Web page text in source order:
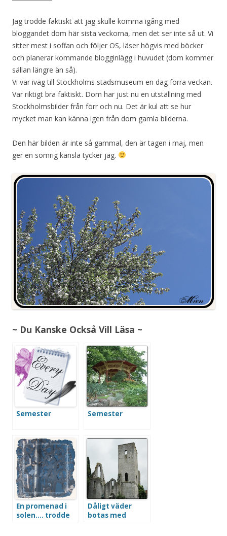
Jag trodde faktiskt att jag skulle komma igång med
bloggandet dom här sista veckorna, men det ser inte så ut. Vi
sitter mest i soffan och följer OS, läser högvis med böcker
och planerar kommande blogginlägg i huvudet (dom kommer
sällan längre än så).
Vi var iväg till Stockholms stadsmuseum en dag förra veckan.
Var riktigt bra faktiskt. Dom har just nu en utställning med
Stockholmsbilder från förr och nu. Det är kul att se hur
mycket man kan känna igen från dom gamla bilderna.
Den här bilden är inte så gammal, den är tagen i maj, men
ger en somrig känsla tycker jag.
~ Du Kanske Också Vill Läsa ~
Semester Semester
En promenad i
solen…. trodde
Dåligt väder
botas med